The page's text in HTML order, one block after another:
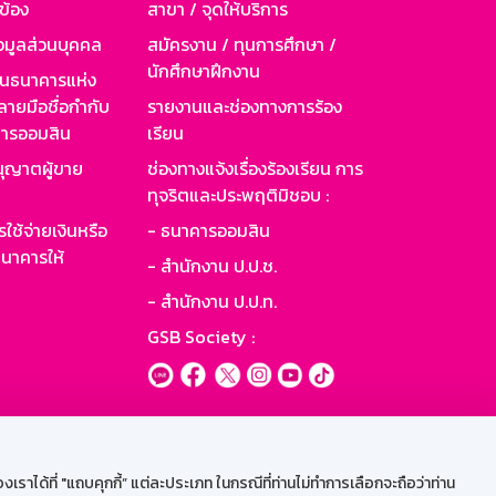
ได้ที่ "แถบคุกกี้” แต่ละประเภท ในกรณีที่ท่านไม่ทำการเลือกจะถือว่าท่าน
อง
มูลส่วนบุคคล
นาคารแห่ง
ายมือชื่อกำกับ
รออมสิน
ญาตผู้ขาย
ช้จ่ายเงินหรือ
คารให้
สาขา / จุดให้บริการ
สมัครงาน / ทุนการศึกษา /
นักศึกษาฝึกงาน
รายงานและช่องทางการร้อง
เรียน
ช่องทางแจ้งเรื่องร้องเรียน การ
ทุจริตและประพฤติมิชอบ :
- ธนาคารออมสิน
- สำนักงาน ป.ป.ช.
- สำนักงาน ป.ป.ท.
GSB Society :